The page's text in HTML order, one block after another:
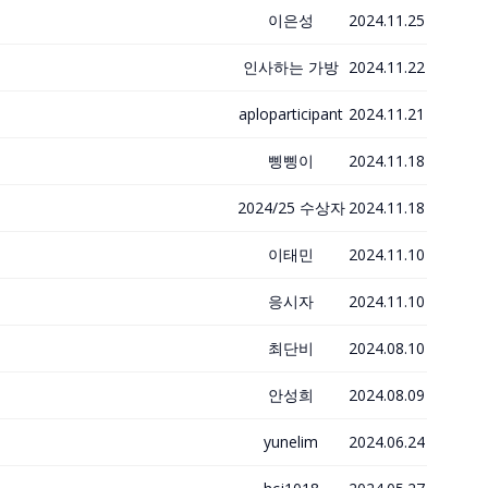
이은성 2024.11.25
인사하는 가방 2024.11.22
aploparticipant 2024.11.21
삥삥이 2024.11.18
2024/25 수상자 2024.11.18
이태민 2024.11.10
응시자 2024.11.10
최단비 2024.08.10
안성희 2024.08.09
yunelim 2024.06.24